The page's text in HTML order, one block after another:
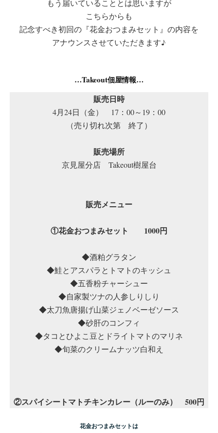
もう届いていることとは思いますが
こちらからも
記念すべき初回の『花金おつまみセット』の内容を
アナウンスさせていただきます♪
…Takeout佃屋情報…
販売日時
4月24日（金） 17：00～19：00
（売り切れ次第 終了）
販売場所
京見屋分店 Takeout樹屋台
販売メニュー
①花金おつまみセット 1000円
◆酒粕グラタン
◆鮭とアスパラとトマトのキッシュ
◆五香粉チャーシュー
◆自家製ツナの人参しりしり
◆太刀魚唐揚げ山菜ジェノベーゼソース
◆砂肝のコンフィ
◆タコとひよこ豆とドライトマトのマリネ
◆旬菜のクリームナッツ白和え
②スパイシートマトチキンカレー（ルーのみ） 500円
花金おつまみセットは